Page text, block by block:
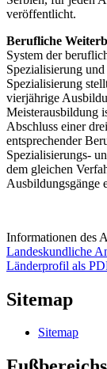
veröffentlicht.
Berufliche
System der
Spezialisierung
Spezialisierung
vierjährige
Meisterausbildung
Abschluss einer
entsprechender
Spezialisierungs-
dem gleichen
Ausbildungsgänge
Informationen des
Landeskundliche
Länderprofil als
Sitemap
Sitemap